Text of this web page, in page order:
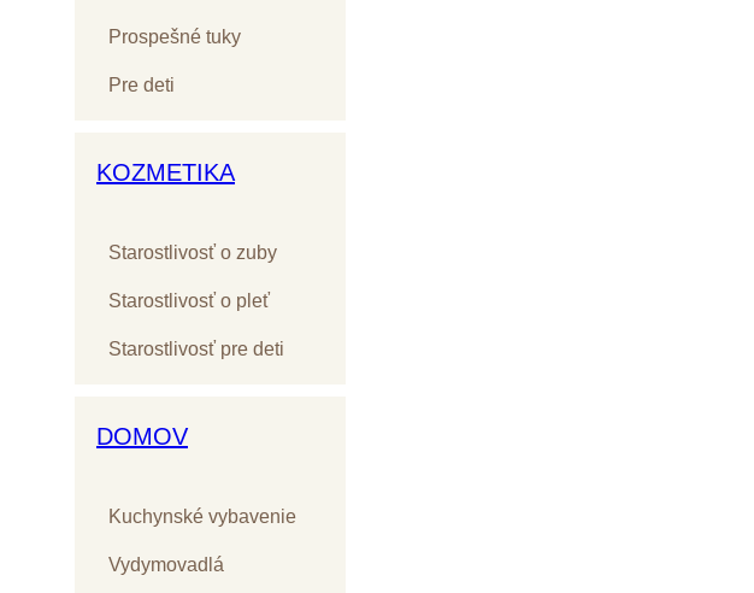
Prospešné tuky
Pre deti
KOZMETIKA
Starostlivosť o zuby
Starostlivosť o pleť
Starostlivosť pre deti
DOMOV
Kuchynské vybavenie
Vydymovadlá